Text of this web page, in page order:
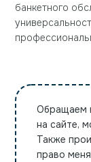
банкетного
Обращаем
на сайте,
Также
право